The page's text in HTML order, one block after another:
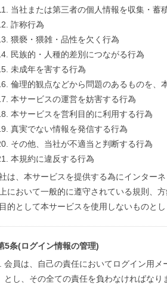
当社または第三者の個人情報を収集・蓄
詐称行為
猥褻・猥雑・品性を欠く行為
民族的・人種的差別につながる行為
未成年を害する行為
倫理的観点などから問題のあるものを、
本サービスの運営を妨害する行為
本サービスを営利目的に利用する行為
真実でない情報を発信する行為
その他、当社が不適当と判断する行為
本規約に違反する行為
は、本サービスを提供する為にインター
において一般的に遵守されている規則、
的として本サービスを使用しないものとし
5条(ログイン情報の管理)
会員は、自己の責任においてログイン用
とし、その全ての責任を負わなければなり